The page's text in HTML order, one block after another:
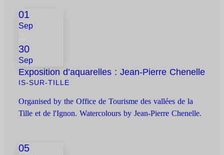
01
Sep
30
Sep
Exposition d’aquarelles : Jean-Pierre Chenelle
IS-SUR-TILLE
Organised by the Office de Tourisme des vallées de la
Tille et de l'Ignon. Watercolours by Jean-Pierre Chenelle.
05